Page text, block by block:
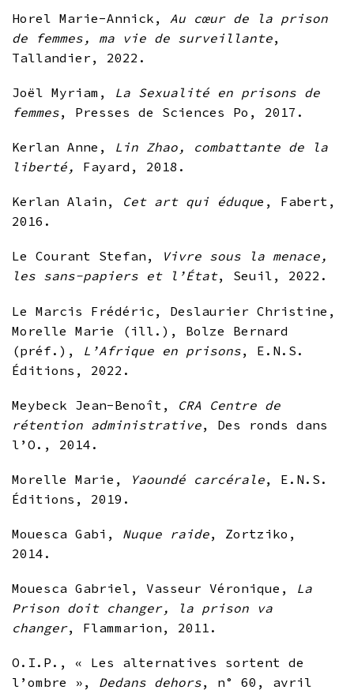
Horel Marie-Annick, Au cœur de la prison
de femmes, ma vie de surveillante,
Tallandier, 2022.
Joël Myriam, La Sexualité en prisons de
femmes, Presses de Sciences Po, 2017.
Kerlan Anne, Lin Zhao, combattante de la
liberté,
Fayard, 2018.
Kerlan Alain, Cet art qui éduque, Fabert,
2016.
Le Courant Stefan,
Vivre sous la menace,
les sans-papiers et l’État, Seuil, 2022.
Le Marcis Frédéric, Deslaurier Christine,
Morelle Marie (ill.), Bolze Bernard
(préf.), L’Afrique en prisons, E.N.S.
Éditions, 2022.
Meybeck Jean-Benoît, CRA Centre de
rétention administrative, Des ronds dans
l’O., 2014.
Morelle Marie, Yaoundé carcérale, E.N.S.
Éditions, 2019.
Mouesca Gabi, Nuque raide, Zortziko,
2014.
Mouesca Gabriel, Vasseur Véronique, La
Prison doit changer, la prison va
changer, Flammarion, 2011.
O.I.P., « Les alternatives sortent de
l’ombre », Dedans dehors, n° 60, avril